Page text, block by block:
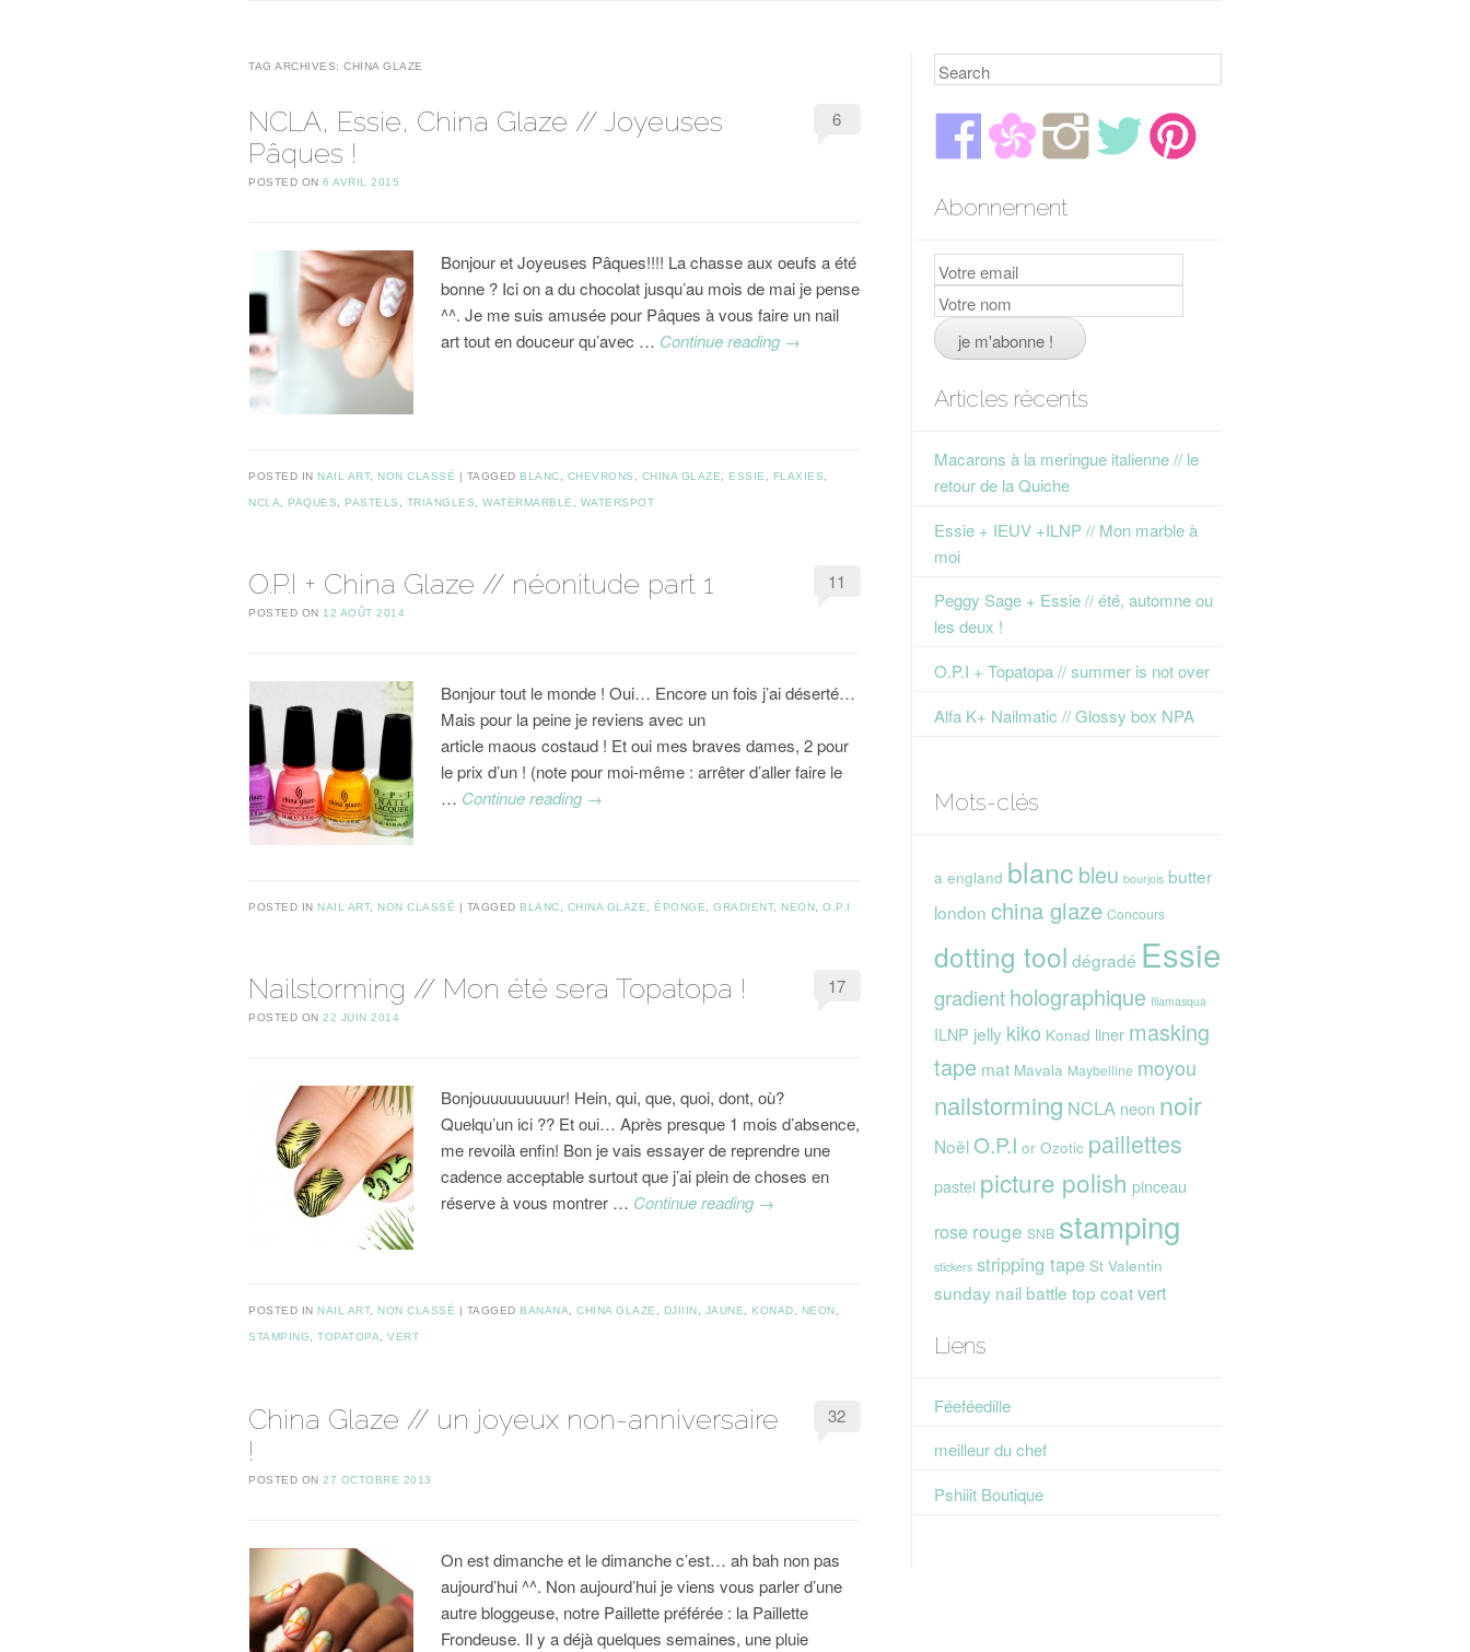
TAG ARCHIVES: CHINA GLAZE
NCLA, Essie, China Glaze // Joyeuses
Pâques !
POSTED ON 6 AVRIL 2015
6
Bonjour et Joyeuses Pâques!!!! La chasse aux oeufs a été
bonne ? Ici on a du chocolat jusqu’au mois de mai je pense
^^. Je me suis amusée pour Pâques à vous faire un nail
art tout en douceur qu’avec … Continue reading →
POSTED IN NAIL ART, NON CLASSÉ TAGGED BLANC CHEVRONS CHINA GLAZE ESSIE FLAXIES
NCLA PAQUES PASTELS TRIANGLES WATERMARBLE WATERSPOT
O.P.I + China Glaze // néonitude part 1
POSTED ON 12 AOÛT 2014
11
Bonjour tout le monde ! Oui… Encore un fois j’ai déserté…
Mais pour la peine je reviens avec un
article maous costaud ! Et oui mes braves dames, 2 pour
le prix d’un ! (note pour moi-même : arrêter d’aller faire le
… Continue reading →
POSTED IN NAIL ART, NON CLASSÉ TAGGED BLANC CHINA GLAZE ÉPONGE GRADIENT, NEON O.P.I
Nailstorming // Mon été sera Topatopa !
POSTED ON 22 JUIN 2014
17
Bonjouuuuuuuuur! Hein, qui, que, quoi, dont, où?
Quelqu’un ici ?? Et oui… Après presque 1 mois d’absence,
me revoilà enfin! Bon je vais essayer de reprendre une
cadence acceptable surtout que j’ai plein de choses en
réserve à vous montrer … Continue reading →
POSTED IN NAIL ART, NON CLASSÉ TAGGED BANANA, CHINA GLAZE , DJIIIN , JAUNE, KONAD, NEON ,
STAMPING, TOPATOPA, VERT
China Glaze // un joyeux non-anniversaire
!
POSTED ON 27 OCTOBRE 2013
32
On est dimanche et le dimanche c’est… ah bah non pas
aujourd’hui ^^. Non aujourd’hui je viens vous parler d’une
autre bloggeuse, notre Paillette préférée : la Paillette
Frondeuse. Il y a déjà quelques semaines, une pluie
Search
Abonnement
Articles récents
Macarons à la meringue italienne // le
retour de la Quiche
Essie + IEUV +ILNP // Mon marble à
moi
Peggy Sage + Essie // été, automne ou
les deux !
O.P.I + Topatopa // summer is not over
Alfa K+ Nailmatic // Glossy box NPA
Mots-clés
a england blanc bleu bourjois butter
london china glaze Concours
dotting tool dégradé Essie
gradientholographique Illamasqua
ILNP jelly kiko Konad liner masking
tape mat Mavala Maybelline moyou
nailstorming NCLA neon noir
NoëlO.P.I or Ozotic paillettes
pastel picture polish pinceau
rose rouge SNB stamping
stickers stripping tape St Valentin
sunday nail battle top coatvert
Liens
Féeféedille
meilleur du chef
Pshiiit Boutique